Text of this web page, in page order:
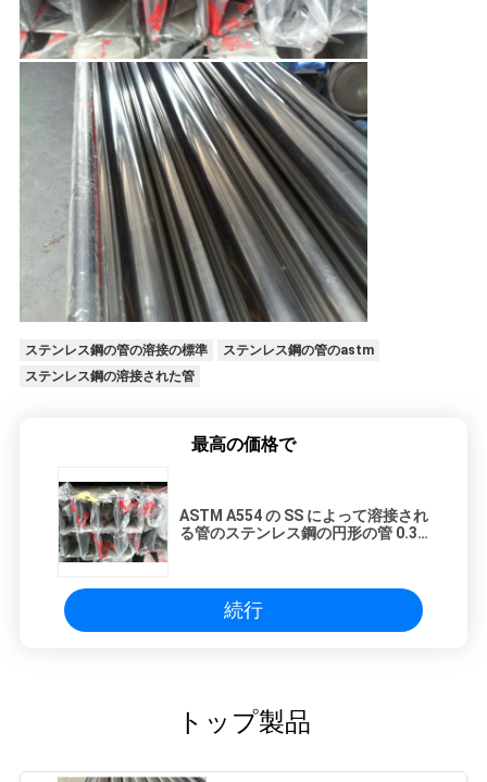
ステンレス鋼の管の溶接の標準
ステンレス鋼の管のastm
ステンレス鋼の溶接された管
最高の価格で
ASTM A554 の SS によって溶接され
る管のステンレス鋼の円形の管 0.3-
続行
トップ製品